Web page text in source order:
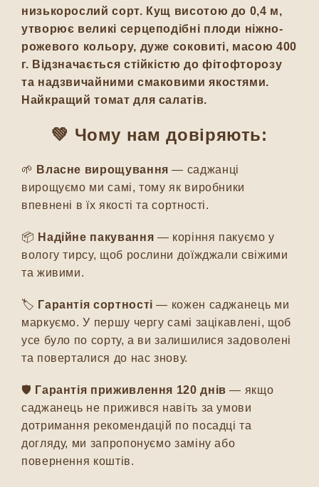
низькорослий сорт. Кущ висотою до 0,4 м,
утворює великі серцеподібні плоди ніжно-
рожевого кольору, дуже соковиті, масою 400
г. Відзначається стійкістю до фітофторозу
та надзвичайними смаковими якостями.
Найкращий томат для салатів.
💚 Чому нам довіряють:
🌱 Власне вирощування — саджанці
вирощуємо ми самі, тому як виробники
впевнені в їх якості та сортності.
📦 Надійне пакування — коріння пакуємо у
вологу тирсу, щоб рослини доїжджали свіжими
та живими.
🏷️ Гарантія сортності — кожен саджанець ми
маркуємо. У першу чергу самі зацікавлені, щоб
усе було по сорту, а ви залишилися задоволені
та поверталися до нас знову.
🛡️ Гарантія приживлення 120 днів — якщо
саджанець не прижився навіть за умови
дотримання рекомендацій по посадці та
догляду, ми запропонуємо заміну або
повернення коштів.